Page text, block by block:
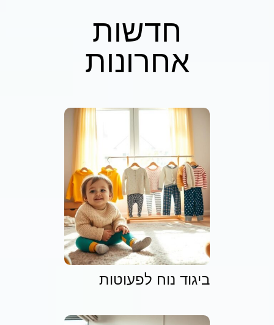
חדשות
אחרונות
ביגוד נוח לפעוטות